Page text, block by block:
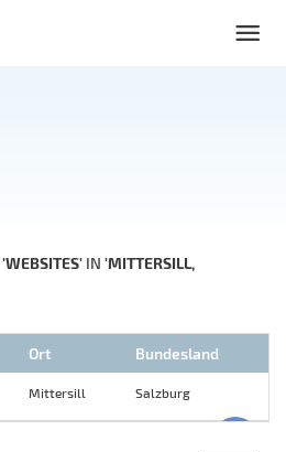
'WEBSITES' IN 'MITTERSILL,
Ort Bundesland
Mittersill Salzburg